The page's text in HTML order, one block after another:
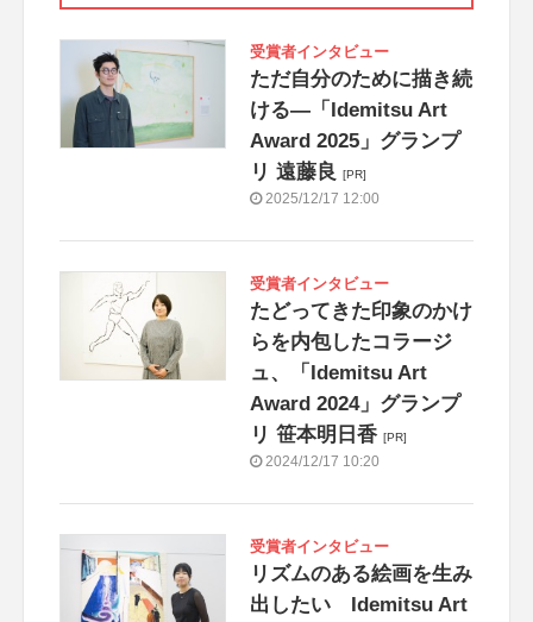
受賞者インタビュー
ただ自分のために描き続
ける―「Idemitsu Art
Award 2025」グランプ
リ 遠藤良
[PR]
2025/12/17 12:00
受賞者インタビュー
たどってきた印象のかけ
らを内包したコラージ
ュ、「Idemitsu Art
Award 2024」グランプ
リ 笹本明日香 [PR]
2024/12/17 10:20
受賞者インタビュー
リズムのある絵画を生み
出したい Idemitsu Art